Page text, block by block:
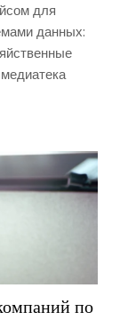
для
данных:
по